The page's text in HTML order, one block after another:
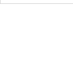
for: